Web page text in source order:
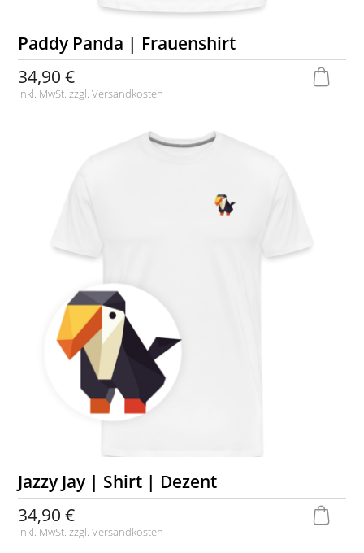
Paddy Panda | Frauenshirt
34,90 €
inkl. MwSt. zzgl.Versandkosten
Jazzy Jay | Shirt | Dezent
34,90 €
inkl. MwSt. zzgl.Versandkosten